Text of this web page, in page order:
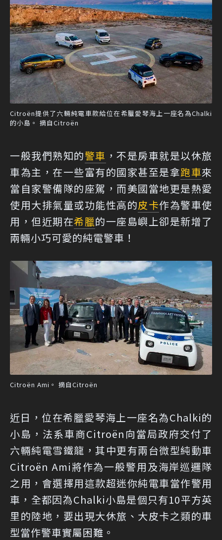
Citroën提供了六輛純電車款給位在希臘愛琴海上一座名為Chalki
的小島。 摘自Citroën
一般我們熟知的警車 ，不是房車就是以休旅
車為主，在一些富有的國家甚至是拿跑車來
當自家警備隊的座駕，而美國當地更是熱愛
使用大排氣量或功能性高的皮卡作為警車使
用，但近期在希臘的一座島嶼上卻是新增了
兩輛小巧可愛的純電警車！
Citroën Ami。 摘自Citroën
近日，位在希臘愛琴海上一座名為Chalki的
小島，法系車商Citroën向當局政府交付了
六輛純電雪鐵龍，其中更有兩台微型純動車
Citroën Ami將作為一般警用及海岸巡邏隊
之用，會選擇用這款超迷你純電車當作警用
車，全都因為Chalki小島是個只有10平方英
里的陸地，要出現大休旅、大皮卡之類的車
型當作警車實屬困難。